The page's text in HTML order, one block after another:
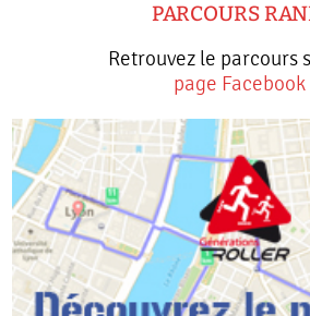
PARCOURS
Retrouvez le parcours
page Facebook